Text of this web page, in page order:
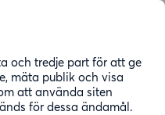
och tredje part för att ge
mäta publik och visa
att använda siten
för dessa ändamål.